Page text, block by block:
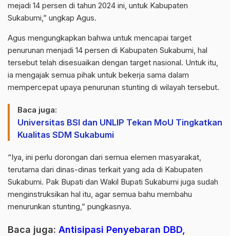
mejadi 14 persen di tahun 2024 ini, untuk Kabupaten
Sukabumi,” ungkap Agus.
Agus mengungkapkan bahwa untuk mencapai target
penurunan menjadi 14 persen di Kabupaten Sukabumi, hal
tersebut telah disesuaikan dengan target nasional. Untuk itu,
ia mengajak semua pihak untuk bekerja sama dalam
mempercepat upaya penurunan stunting di wilayah tersebut.
Baca juga:
Universitas BSI dan UNLIP Tekan MoU Tingkatkan
Kualitas SDM Sukabumi
“Iya, ini perlu dorongan dari semua elemen masyarakat,
terutama dari dinas-dinas terkait yang ada di Kabupaten
Sukabumi. Pak Bupati dan Wakil Bupati Sukabumi juga sudah
menginstruksikan hal itu, agar semua bahu membahu
menurunkan stunting,” pungkasnya.
Baca juga: Antisipasi Penyebaran DBD,